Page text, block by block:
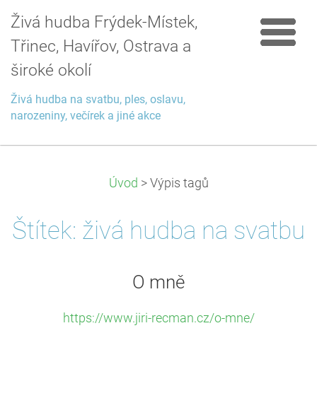
Živá hudba Frýdek-Místek,
Třinec, Havířov, Ostrava a
široké okolí
Živá hudba na svatbu, ples, oslavu,
narozeniny, večírek a jiné akce
Úvod > Výpis tagů
Štítek: živá hudba na svatbu
O mně
https://www.jiri-recman.cz/o-mne/